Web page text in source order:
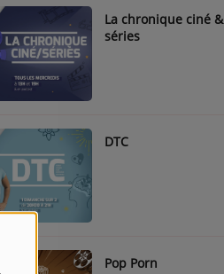
La chronique ciné &
séries
DTC
Pop Porn